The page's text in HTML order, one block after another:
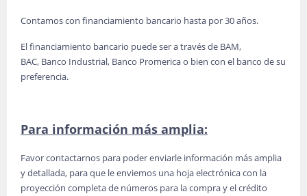
Contamos con financiamiento bancario hasta por 30 años.
El financiamiento bancario puede ser a través de BAM,
BAC, Banco Industrial, Banco Promerica o bien con el banco de su
preferencia.
Para información más amplia:
Favor contactarnos para poder enviarle información más amplia
y detallada, para que le enviemos una hoja electrónica con la
proyección completa de números para la compra y el crédito